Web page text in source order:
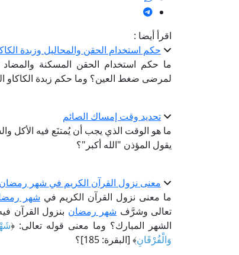
اقرأ أيضا :
حكم استخدام الحقن والمحاليل وزبدة
ما حكم استخدام الحقن المسكنة والمضاد
لمرضى ضغط العين؟ وما حكم زبدة الكاكاو
تحديد وقت إمساك الصائم
ما هو الوقت الذي يجب أن يُمتنَع فيه الأكل
يقول المؤذن "الله أكبر"؟
معنى نزول القرآن الكريم في شهر
ما معنى نزول القرآن الكريم في شهر
تعالى وشرَّف شهر رمضان بنزول القرآن
الشهر المبارك؟ وما معنى قوله تعالى: ﴿
وَالْفُرْقَانِ﴾ [البقرة: 185]؟